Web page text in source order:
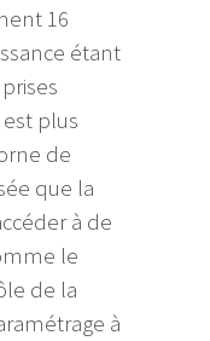
16
étant
plus
de
que la
à de
le
de la
à